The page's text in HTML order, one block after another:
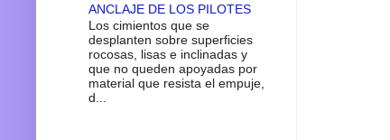
ANCLAJE DE LOS PILOTES
Los cimientos que se
desplanten sobre superficies
rocosas, lisas e inclinadas y
que no queden apoyadas por
material que resista el empuje,
d...